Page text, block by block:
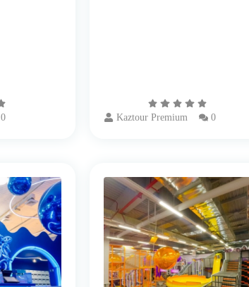
0 Kaztour Premium 0